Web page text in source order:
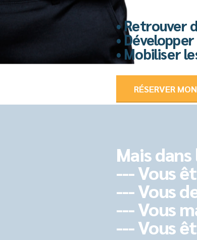
• Retrouver
•
• Mobiliser
RÉSERVER
Mais
--- Vous
--- Vous
--- Vous
--- Vous